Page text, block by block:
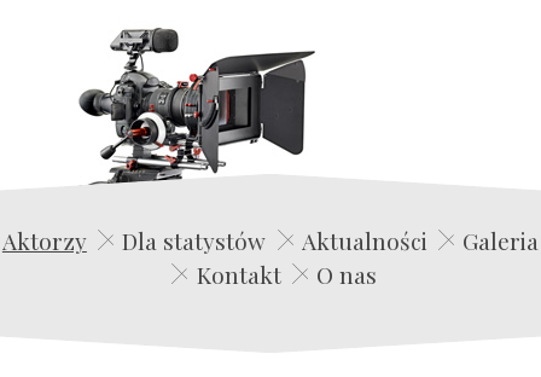
Edwin Film Agencja Aktorska
Aktorzy Dla statystów Aktualności
Galeria
Kontakt
O nas